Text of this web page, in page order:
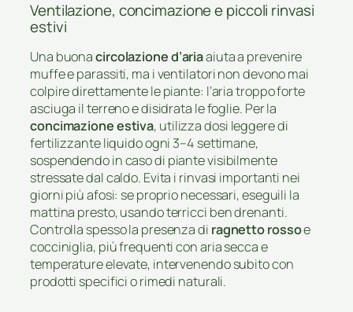
Ventilazione, concimazione e piccoli rinvasi
estivi
Una buonacircolazione d’ariaaiuta a prevenire
muffe e parassiti, ma i ventilatori non devono mai
colpire direttamente le piante: l’aria troppo forte
asciuga il terreno e disidrata le foglie. Per la
concimazione estiva, utilizza dosi leggere di
fertilizzante liquido ogni 3–4 settimane,
sospendendo in caso di piante visibilmente
stressate dal caldo. Evita i rinvasi importanti nei
giorni più afosi: se proprio necessari, eseguili la
mattina presto, usando terricci ben drenanti.
Controlla spesso la presenza di ragnetto rossoe
cocciniglia, più frequenti con aria secca e
temperature elevate, intervenendo subito con
prodotti specifici o rimedi naturali.